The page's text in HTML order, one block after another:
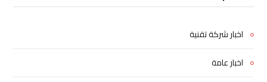
اخبار شركة تقنية
اخبار عامة